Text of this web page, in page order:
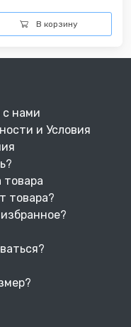
В корзину
с нами
и Условия
товара
товара?